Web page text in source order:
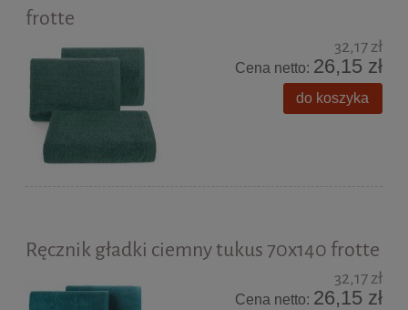
frotte
32,17 zł
Cena netto: 26,15 zł
do koszyka
Ręcznik gładki ciemny tukus 70x140 frotte
32,17 zł
Cena netto: 26,15 zł